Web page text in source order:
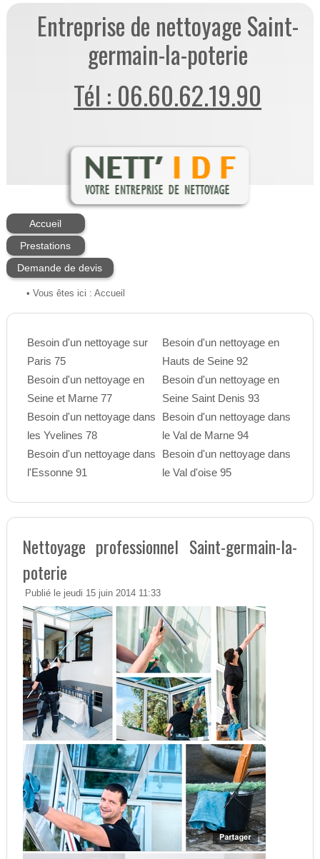
Entreprise de nettoyage Saint-
germain-la-poterie
Tél : 06.60.62.19.90
Accueil
Prestations
Demande de devis
• Vous êtes ici : Accueil
Besoin d'un nettoyage sur
Paris 75
Besoin d'un nettoyage en
Seine et Marne 77
Besoin d'un nettoyage dans
les Yvelines 78
Besoin d'un nettoyage dans
l'Essonne 91
Besoin d'un nettoyage en
Hauts de Seine 92
Besoin d'un nettoyage en
Seine Saint Denis 93
Besoin d'un nettoyage dans
le Val de Marne 94
Besoin d'un nettoyage dans
le Val d'oise 95
Nettoyage professionnel Saint-germain-la-
poterie
Publié le jeudi 15 juin 2014 11:33